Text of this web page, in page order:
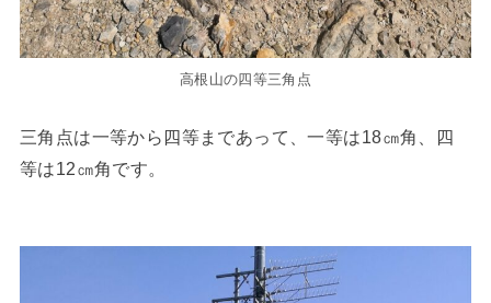
高根山の四等三角点
三角点は一等から四等まであって、一等は18㎝角、四
等は12㎝角です。